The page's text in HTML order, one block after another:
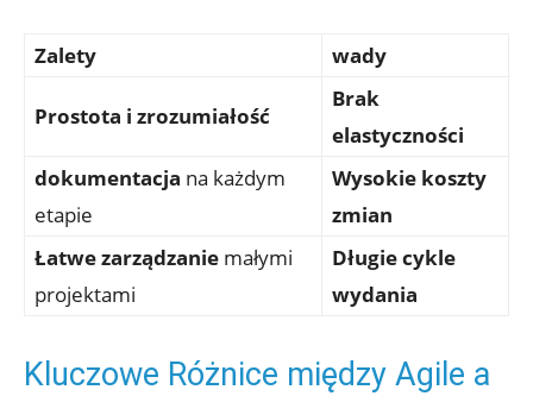
Zalety wady
Prostota i zrozumiałość
Brak
elastyczności
dokumentacja na każdym
etapie
Wysokie koszty
zmian
Łatwe zarządzanie małymi
projektami
Długie cykle
wydania
Kluczowe Różnice między Agile a